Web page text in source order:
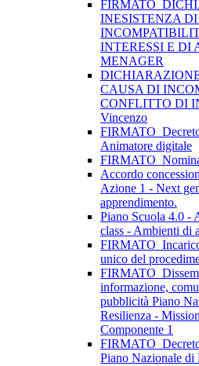
INESISTENZA
INTERESSI E DI
MENAGER
CAUSA DI
CONFLITTO DI
Vincenzo
Animatore digitale
Accordo
Azione 1 - Next
apprendimento.
Piano Scuola 4.0 -
class - Ambienti di
unico del
informazione,
pubblicità Piano
Resilienza -
Componente 1
Piano Nazionale di